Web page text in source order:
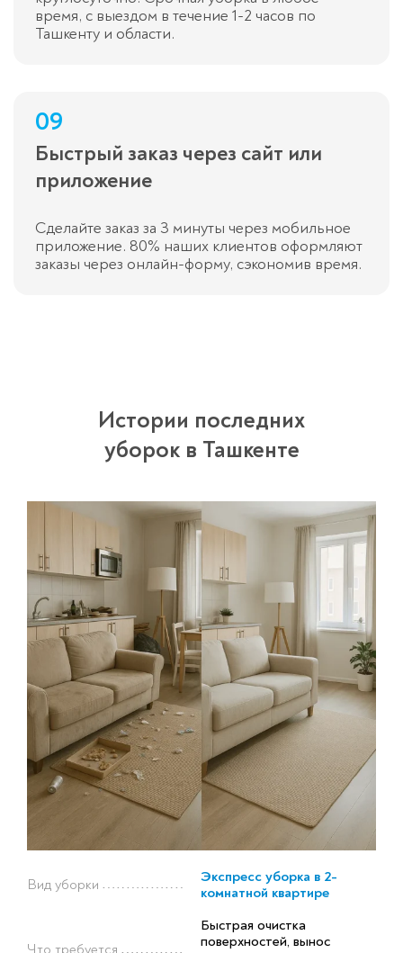
время, с выездом в течение 1-2 часов по
Ташкенту и области.
09
Быстрый заказ через сайт или
приложение
Сделайте заказ за 3 минуты через мобильное
приложение. 80% наших клиентов оформляют
заказы через онлайн-форму, сэкономив время.
Истории последних
уборок в Ташкенте
Вид уборки
Экспресс уборка в 2-
комнатной квартире
Быстрая очистка
поверхностей, вынос